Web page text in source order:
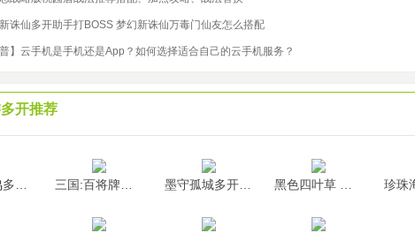
诛仙多开助手打BOSS 梦幻新诛仙万毒门仙友怎么搭配
普】云手机是手机还是App？如何选择适合自己的云手机服务？
开推荐